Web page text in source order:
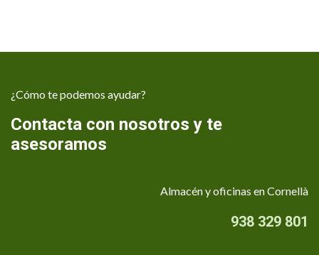
¿Cómo te podemos ayudar?
Contacta con nosotros y te
asesoramos
Almacén y oficinas en Cornellà
938 329 801